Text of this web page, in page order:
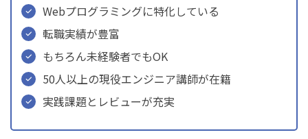
Webプログラミングに特化している
転職実績が豊富
もちろん未経験者でもOK
50人以上の現役エンジニア講師が在籍
実践課題とレビューが充実